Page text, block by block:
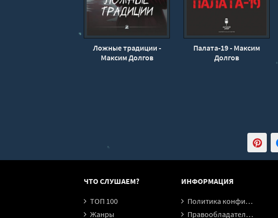
Ложные традиции -
Максим Долгов
Палата-19 - Максим
Долгов
ЧТО СЛУШАЕМ?
ТОП 100
Жанры
ИНФОРМАЦИЯ
Политика конфиденциальности
Правообладателям